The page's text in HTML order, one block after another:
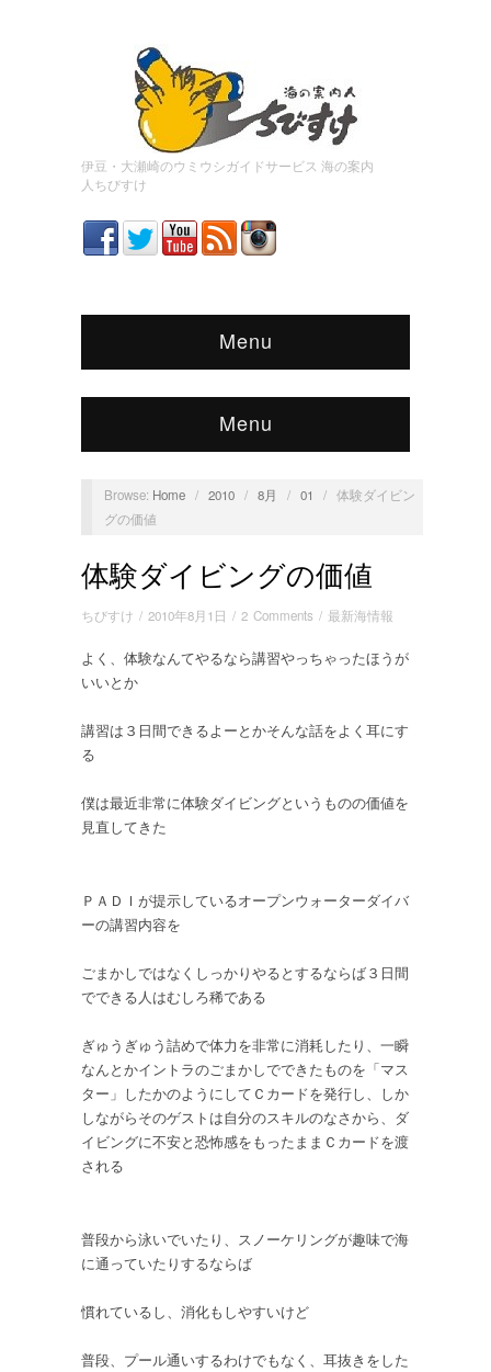
伊豆・大瀬崎のウミウシガイドサービス 海の案内
人ちびすけ
Menu
Menu
Browse: Home / 2010 / 8月 / 01 / 体験ダイビン
グの価値
体験ダイビングの価値
ちびすけ / 2010年8月1日 / 2 Comments / 最新海情報
よく、体験なんてやるなら講習やっちゃったほうが
いいとか
講習は３日間できるよーとかそんな話をよく耳にす
る
僕は最近非常に体験ダイビングというものの価値を
見直してきた
ＰＡＤＩが提示しているオープンウォーターダイバ
ーの講習内容を
ごまかしではなくしっかりやるとするならば３日間
でできる人はむしろ稀である
ぎゅうぎゅう詰めで体力を非常に消耗したり、一瞬
なんとかイントラのごまかしでできたものを「マス
ター」したかのようにしてＣカードを発行し、しか
しながらそのゲストは自分のスキルのなさから、ダ
イビングに不安と恐怖感をもったままＣカードを渡
される
普段から泳いでいたり、スノーケリングが趣味で海
に通っていたりするならば
慣れているし、消化もしやすいけど
普段、プール通いするわけでもなく、耳抜きをした